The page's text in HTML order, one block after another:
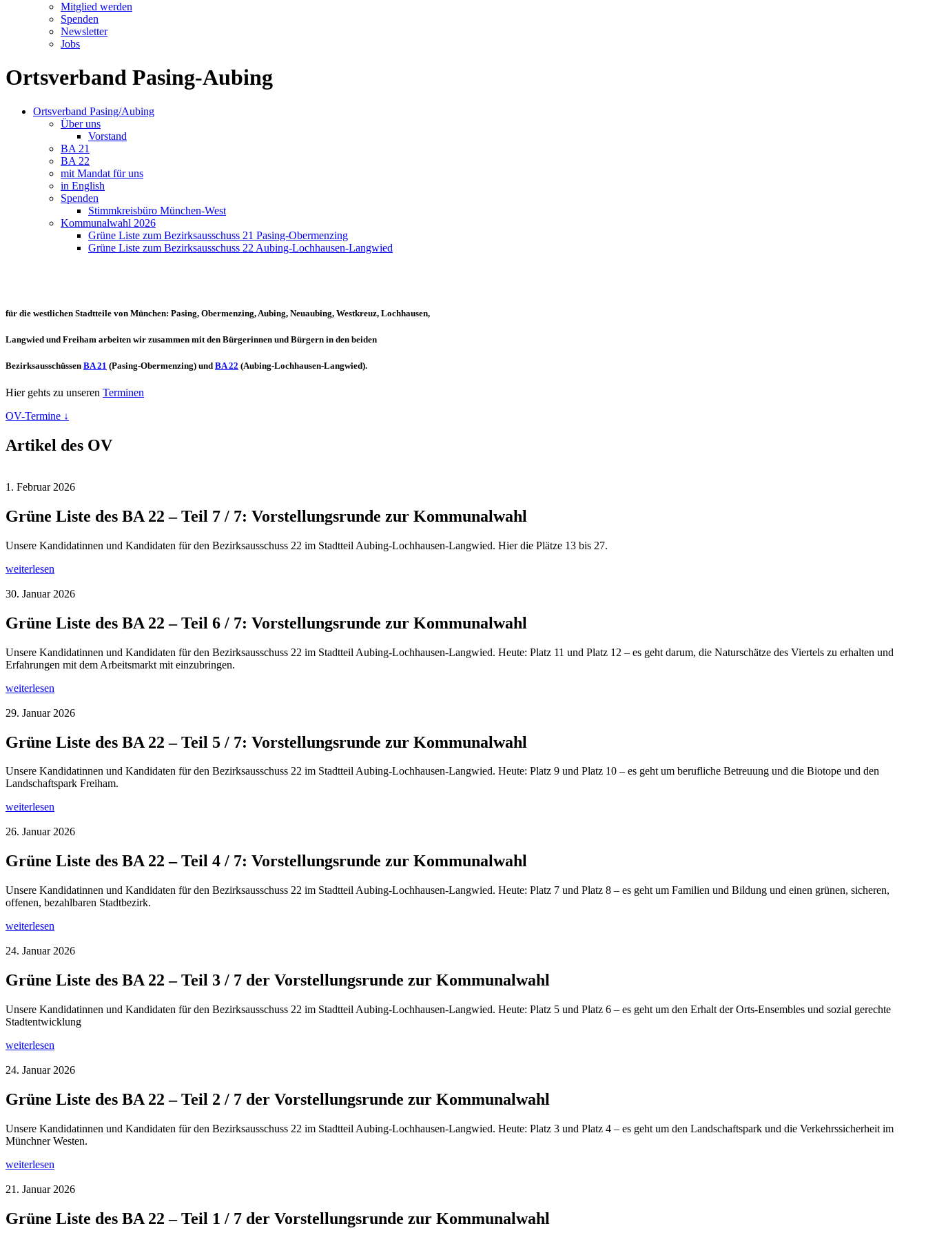
Mitglied werden
Spenden
Newsletter
Jobs
Ortsverband Pasing-Aubing
Ortsverband Pasing/Aubing
Über uns
Vorstand
BA 21
BA 22
mit Mandat für uns
in English
Spenden
Stimmkreisbüro München-West
Kommunalwahl 2026
Grüne Liste zum Bezirksausschuss 21 Pasing-Obermenzing
Grüne Liste zum Bezirksausschuss 22 Aubing-Lochhausen-Langwied
für die westlichen Stadtteile von München: Pasing, Obermenzing, Aubing, Neuaubing, Westkreuz, Lochhausen,
Langwied und Freiham arbeiten wir zusammen mit den Bürgerinnen und Bürgern in den beiden
Bezirksausschüssen BA 21 (Pasing-Obermenzing) und BA 22 (Aubing-Lochhausen-Langwied).
Hier gehts zu unseren Terminen
OV-Termine ↓
Artikel des OV
1. Februar 2026
Grüne Liste des BA 22 – Teil 7 / 7: Vorstellungsrunde zur Kommunalwahl
Unsere Kandidatinnen und Kandidaten für den Bezirksausschuss 22 im Stadtteil Aubing-Lochhausen-Langwied. Hier die Plätze 13 bis 27.
weiterlesen
30. Januar 2026
Grüne Liste des BA 22 – Teil 6 / 7: Vorstellungsrunde zur Kommunalwahl
Unsere Kandidatinnen und Kandidaten für den Bezirksausschuss 22 im Stadtteil Aubing-Lochhausen-Langwied. Heute: Platz 11 und Platz 12 – es geht darum, die Naturschätze des Viertels zu erhalten und
Erfahrungen mit dem Arbeitsmarkt mit einzubringen.
weiterlesen
29. Januar 2026
Grüne Liste des BA 22 – Teil 5 / 7: Vorstellungsrunde zur Kommunalwahl
Unsere Kandidatinnen und Kandidaten für den Bezirksausschuss 22 im Stadtteil Aubing-Lochhausen-Langwied. Heute: Platz 9 und Platz 10 – es geht um berufliche Betreuung und die Biotope und den
Landschaftspark Freiham.
weiterlesen
26. Januar 2026
Grüne Liste des BA 22 – Teil 4 / 7: Vorstellungsrunde zur Kommunalwahl
Unsere Kandidatinnen und Kandidaten für den Bezirksausschuss 22 im Stadtteil Aubing-Lochhausen-Langwied. Heute: Platz 7 und Platz 8 – es geht um Familien und Bildung und einen grünen, sicheren,
offenen, bezahlbaren Stadtbezirk.
weiterlesen
24. Januar 2026
Grüne Liste des BA 22 – Teil 3 / 7 der Vorstellungsrunde zur Kommunalwahl
Unsere Kandidatinnen und Kandidaten für den Bezirksausschuss 22 im Stadtteil Aubing-Lochhausen-Langwied. Heute: Platz 5 und Platz 6 – es geht um den Erhalt der Orts-Ensembles und sozial gerechte
Stadtentwicklung
weiterlesen
24. Januar 2026
Grüne Liste des BA 22 – Teil 2 / 7 der Vorstellungsrunde zur Kommunalwahl
Unsere Kandidatinnen und Kandidaten für den Bezirksausschuss 22 im Stadtteil Aubing-Lochhausen-Langwied. Heute: Platz 3 und Platz 4 – es geht um den Landschaftspark und die Verkehrssicherheit im
Münchner Westen.
weiterlesen
21. Januar 2026
Grüne Liste des BA 22 – Teil 1 / 7 der Vorstellungsrunde zur Kommunalwahl